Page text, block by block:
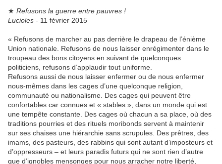
★ Refusons la guerre entre pauvres !
Lucioles - 11 février 2015
« Refusons de marcher au pas derrière le drapeau de l’énième
Union nationale. Refusons de nous laisser enrégimenter dans le
troupeau des bons citoyens en suivant de quelconques
politiciens, refusons d’applaudir tout uniforme.
Refusons aussi de nous laisser enfermer ou de nous enfermer
nous-mêmes dans les cages d’une quelconque religion,
communauté ou nationalisme. Des cages qui peuvent être
confortables car connues et « stables », dans un monde qui est
une tempête constante. Des cages où chacun a sa place, où des
traditions pourries et des rituels moribonds servent à maintenir
sur ses chaises une hiérarchie sans scrupules. Des prêtres, des
imams, des pasteurs, des rabbins qui sont autant d’imposteurs et
d’oppresseurs – et leurs paradis futurs qui ne sont rien d’autre
que d’ignobles mensonges pour nous arracher notre liberté,